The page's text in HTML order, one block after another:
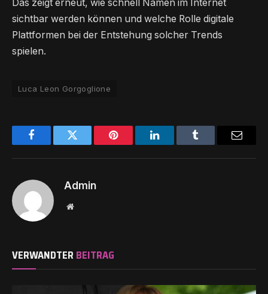
Das zeigt erneut, wie schnell Namen im Internet
sichtbar werden können und welche Rolle digitale
Plattformen bei der Entstehung solcher Trends
spielen.
Luca Leon Gorgoglione
FacebookTwitter Pinterest LinkedInTumblr Email
Admin
Website
VERWANDTER BEITRAG